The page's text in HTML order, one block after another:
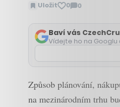
Uložit 0 0
Zobrazit
Baví vás
Vídejte ho na Googlu
Způsob plánování,
na mezinárodním trhu